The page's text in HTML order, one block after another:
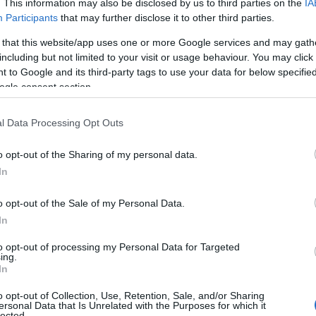
This information may also be disclosed by us to third parties on the
Participants that may further disclose it to other third parties.
this website/app uses one or more Google services and may
but not limited to your visit or usage behaviour. You may
to Google and its third-party tags to use your data for below
consent section.
Data Processing Opt Outs
opt-out of the Sharing of my personal data.
opt-out of the Sale of my Personal Data.
opt-out of processing my Personal Data for Targeted
opt-out of Collection, Use, Retention, Sale, and/or Sharing
Data that Is Unrelated with the Purposes for which it
ευρώ για αποστολή και μεγαλύτερα κόστη όταν
έως και τα 5 ευρώ. Το μέτρο προκαλεί απώλειες 95